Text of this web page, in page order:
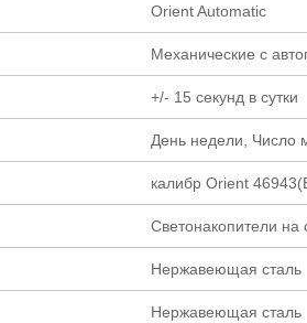
Orient Automatic
Механические с
+/- 15 секунд в сутки
День недели, Число
калибр Orient
Светонакопители на
Нержавеющая сталь
Нержавеющая сталь